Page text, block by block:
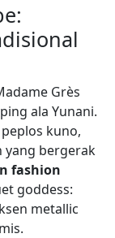
Grès
ala Yunani.
kuno,
bergerak
fashion
goddess:
metallic